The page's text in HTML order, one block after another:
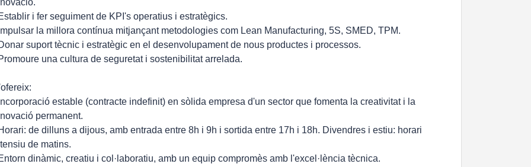
i fer seguiment de KPI's operatius i estratègics.
la millora contínua mitjançant metodologies com Lean Manufacturing, 5S, SMED, TPM.
suport tècnic i estratègic en el desenvolupament de nous productes i processos.
una cultura de seguretat i sostenibilitat arrelada.
estable (contracte indefinit) en sòlida empresa d'un sector que fomenta la creativitat i la
permanent.
de dilluns a dijous, amb entrada entre 8h i 9h i sortida entre 17h i 18h. Divendres i estiu: horari
de matins.
dinàmic, creatiu i col·laboratiu, amb un equip compromès amb l'excel·lència tècnica.